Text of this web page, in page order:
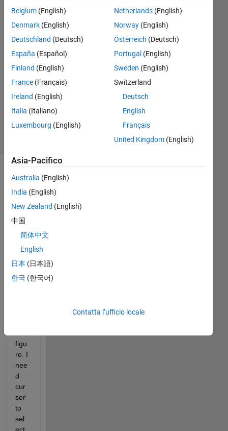
Parag
26 Mag
2016
Risposta
Aggiornato
26 Mag
8
Visualizzazioni
Hi I
e a
GUI
figu
re. I
nee
d
cur
ser
to
sel
Belgium (English)
Denmark (English)
Deutschland (Deutsch)
España (Español)
Finland (English)
France (Français)
Ireland (English)
Italia (Italiano)
Luxembourg (English)
Netherlands(English)
Norway(English)
Österreich (Deutsch)
Portugal (English)
Sweden (English)
Switzerland
Deutsch
English
Français
United Kingdom(English)
Asia-Pacifico
Australia (English)
India (English)
New Zealand (English)
中国
简体中文
English
日本 (日本語)
한국 (한국어)
Contatta l’ufficio locale